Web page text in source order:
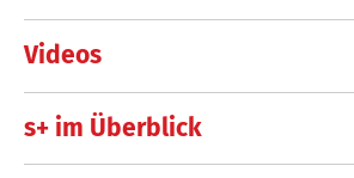
Videos
s+ im Überblick